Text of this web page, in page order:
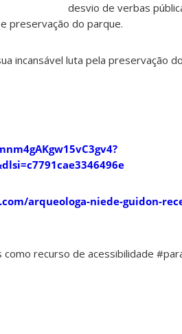
desvio de verbas
preservação do parque.
incansável luta pela preservação
arqueologa-niede-guidon-
recurso de acessibilidade